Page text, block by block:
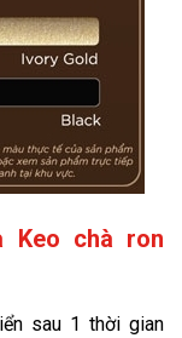
Keo chà ron
sau 1 thời gian